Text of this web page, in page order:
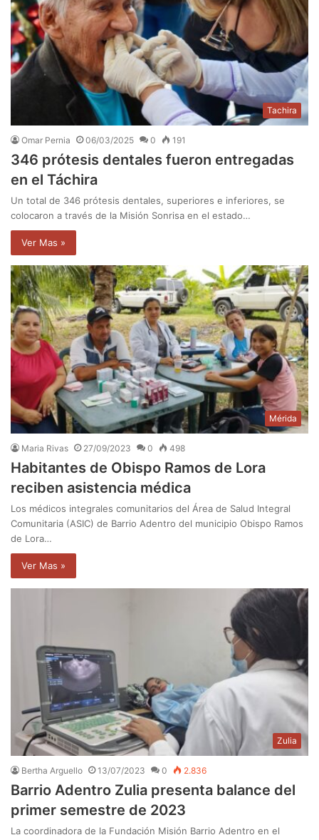
Tachira
Omar Pernia 06/03/2025 0 191
346 prótesis dentales fueron entregadas
en el Táchira
Un total de 346 prótesis dentales, superiores e inferiores, se
colocaron a través de la Misión Sonrisa en el estado…
Ver Mas »
Mérida
Maria Rivas 27/09/2023 0 498
Habitantes de Obispo Ramos de Lora
reciben asistencia médica
Los médicos integrales comunitarios del Área de Salud Integral
Comunitaria (ASIC) de Barrio Adentro del municipio Obispo Ramos
de Lora…
Ver Mas »
Zulia
Bertha Arguello 13/07/2023 0 2.836
Barrio Adentro Zulia presenta balance del
primer semestre de 2023
La coordinadora de la Fundación Misión Barrio Adentro en el